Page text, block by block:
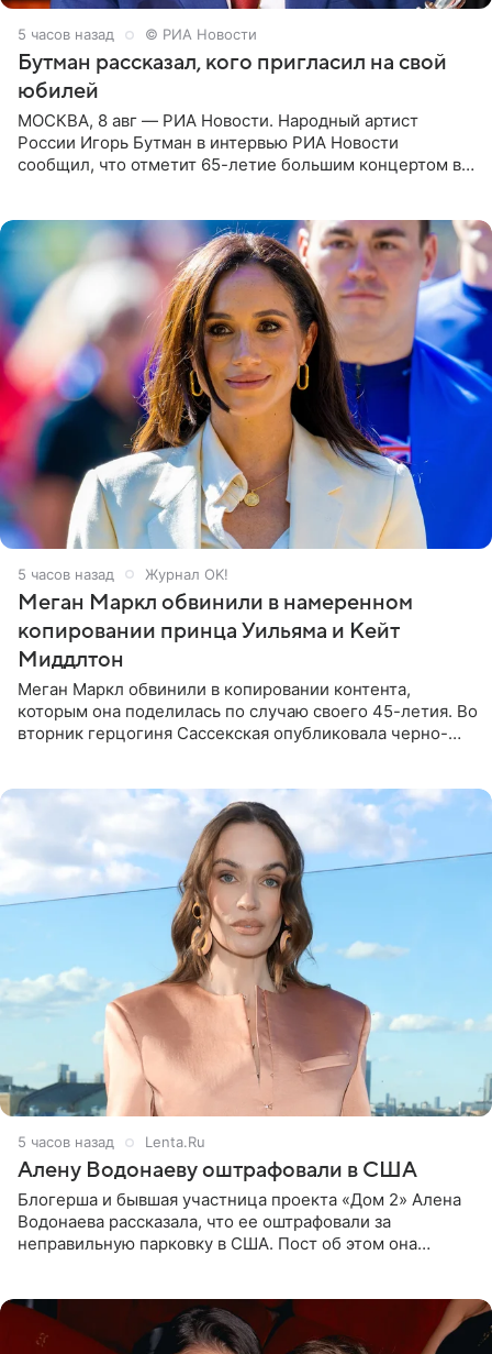
5 часов назад © РИА Новости
Бутман рассказал, кого пригласил на свой
юбилей
МОСКВА, 8 авг — РИА Новости. Народный артист
России Игорь Бутман в интервью РИА Новости
сообщил, что отметит 65-летие большим концертом в
5 часов назад Журнал OK!
Меган Маркл обвинили в намеренном
копировании принца Уильяма и Кейт
Миддлтон
Меган Маркл обвинили в копировании контента,
которым она поделилась по случаю своего 45-летия. Во
вторник герцогиня Сассекская опубликовала черно-
5 часов назад Lenta.Ru
Алену Водонаеву оштрафовали в США
Блогерша и бывшая участница проекта «Дом 2» Алена
Водонаева рассказала, что ее оштрафовали за
неправильную парковку в США. Пост об этом она